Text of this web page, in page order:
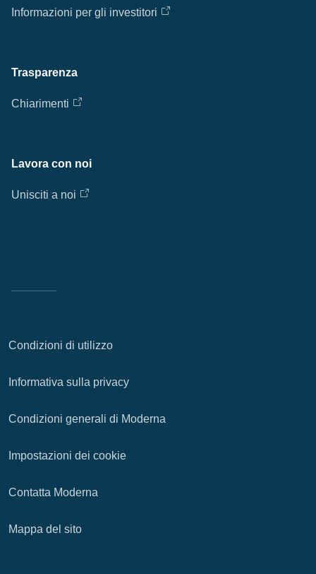
Informazioni per gli investitori
Trasparenza
Chiarimenti
Lavora con noi
Unisciti a noi
Condizioni di utilizzo
Informativa sulla privacy
Condizioni generali di Moderna
Impostazioni dei cookie
Contatta Moderna
Mappa del sito